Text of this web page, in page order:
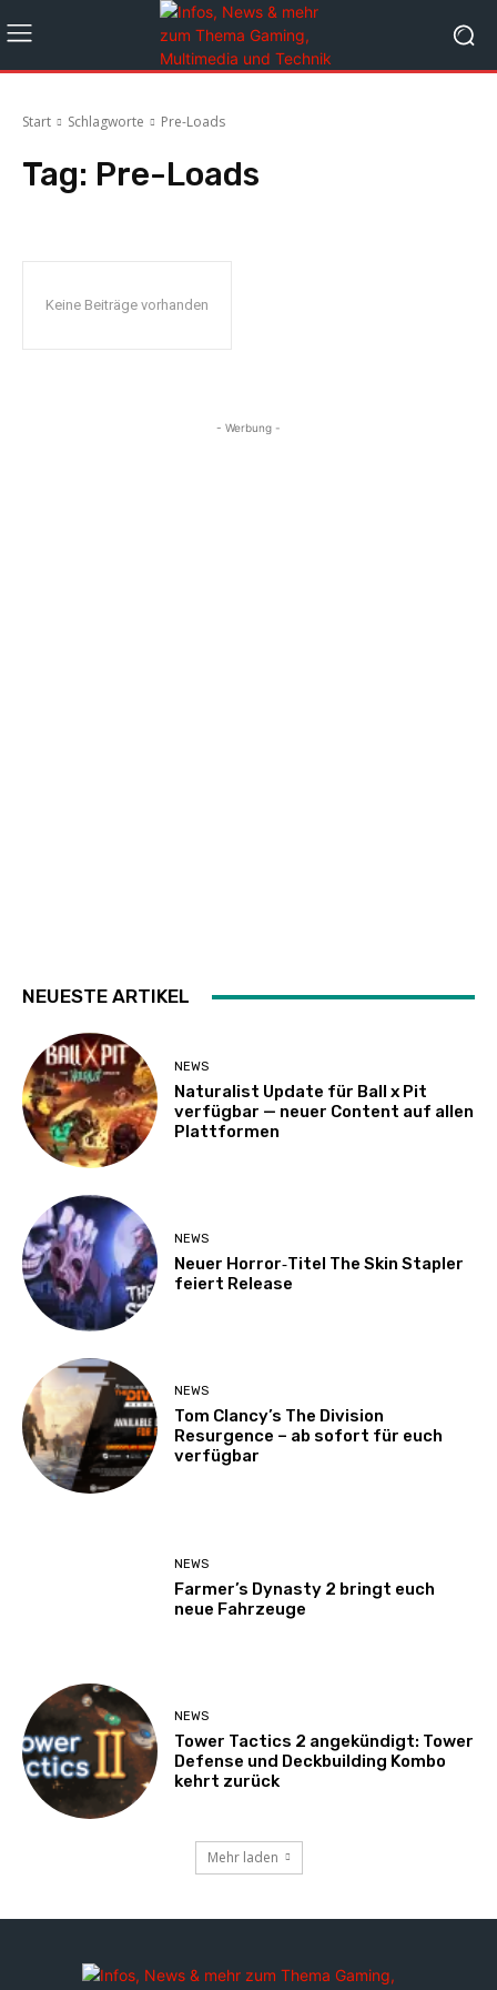
Start Schlagworte Pre-Loads
Tag: Pre-Loads
Keine Beiträge vorhanden
- Werbung -
NEUESTE ARTIKEL
NEWS
Naturalist Update für Ball x Pit
verfügbar — neuer Content auf allen
Plattformen
NEWS
Neuer Horror‑Titel The Skin Stapler
feiert Release
NEWS
Tom Clancy’s The Division
Resurgence – ab sofort für euch
verfügbar
NEWS
Farmer’s Dynasty 2 bringt euch
neue Fahrzeuge
NEWS
Tower Tactics 2 angekündigt: Tower
Defense und Deckbuilding Kombo
kehrt zurück
Mehr laden